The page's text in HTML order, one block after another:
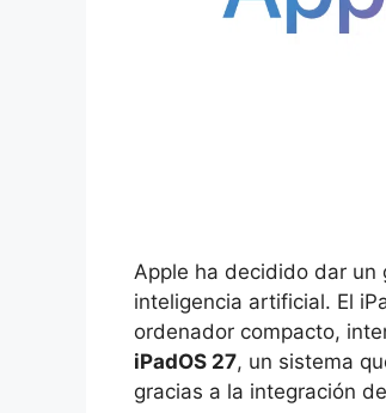
Apple ha decidido dar un
inteligencia artificial. El
ordenador compacto,
iPadOS 27, un sistema
gracias a la integración de